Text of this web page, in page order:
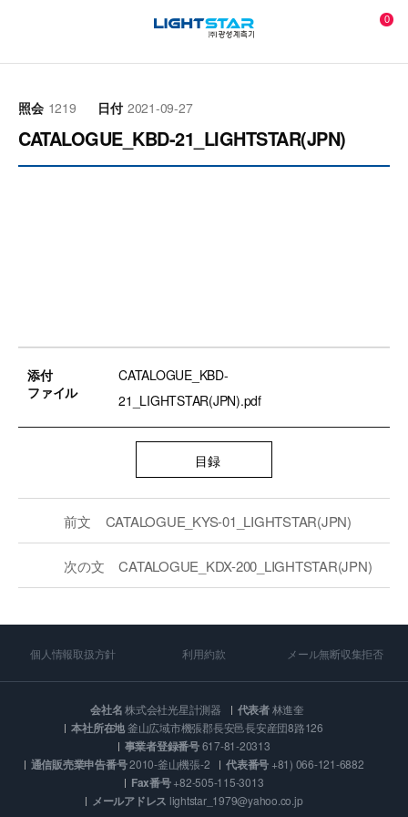
0
ソフトウェア 取扱説明書
照会 1219 日付 2021-09-27
CATALOGUE_KBD-21_LIGHTSTAR(JPN)
添付
ファイル
CATALOGUE_KBD-
21_LIGHTSTAR(JPN).pdf
目録
前文 CATALOGUE_KYS-01_LIGHTSTAR(JPN)
次の文 CATALOGUE_KDX-200_LIGHTSTAR(JPN)
個人情報取扱方針 利用約款 メール無断収集拒否
会社名株式会社光星計測器 代表者林進奎
本社所在地釜山広域市機張郡長安邑長安産団8路126
事業者登録番号617-81-20313
通信販売業申告番号2010-釜山機張-2 代表番号 +81) 066-121-6882
Fax番号+82-505-115-3013
メールアドレス lightstar_1979@yahoo.co.jp